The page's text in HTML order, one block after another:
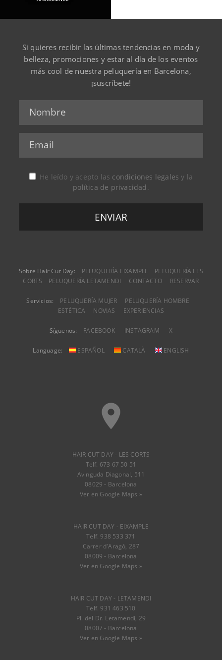
Si quieres recibir las últimas tendencias en moda y
belleza, promociones y estar al día de los eventos
más cool de nuestra peluquería en Barcelona,
¡suscríbete!
He leído y acepto las condiciones legales y la
política de privacidad .
Sobre Hair Cut Day: PELUQUERÍA EIXAMPLE
PELUQUERÍA LES
CORTS
PELUQUERÍA LETAMENDI CONTACTO RESERVAR
Servicios: PELUQUERÍA MUJER
PELUQUERÍA HOMBRE
ESTÉTICA
NOVIAS EXPERIENCIAS
Síguenos: FACEBOOK INSTAGRAM X
Language: ESPAÑOL CATALÀ ENGLISH
place
HAIR CUT DAY - LES CORTS
Telf. 673 67 50 51
Avinguda Diagonal, 511
08029 - Barcelona
Ver en Google Maps »
HAIR CUT DAY - EIXAMPLE
Telf. 938 533 371
Carrer d'Aragó, 287
08009 - Barcelona
Ver en Google Maps »
HAIR CUT DAY - LETAMENDI
Telf. 931 463 510
Pl. del Dr. Letamendi, 29
08007 - Barcelona
Ver en Google Maps »